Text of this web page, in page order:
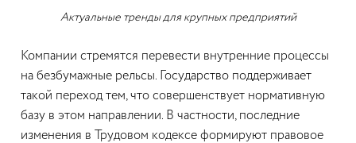
Актуальные тренды для крупных предприятий
Компании стремятся перевести внутренние процессы
на безбумажные рельсы. Государство поддерживает
такой переход тем, что совершенствует нормативную
базу в этом направлении. В частности, последние
изменения в Трудовом кодексе формируют правовое